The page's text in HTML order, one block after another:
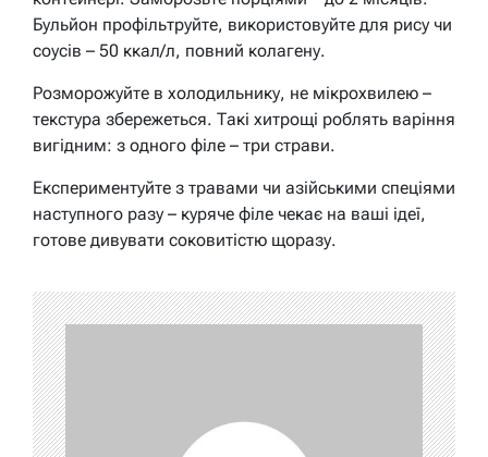
Бульйон профільтруйте, використовуйте для рису чи
соусів – 50 ккал/л, повний колагену.
Розморожуйте в холодильнику, не мікрохвилею –
текстура збережеться. Такі хитрощі роблять варіння
вигідним: з одного філе – три страви.
Експериментуйте з травами чи азійськими спеціями
наступного разу – куряче філе чекає на ваші ідеї,
готове дивувати соковитістю щоразу.